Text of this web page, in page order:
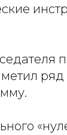
ряд